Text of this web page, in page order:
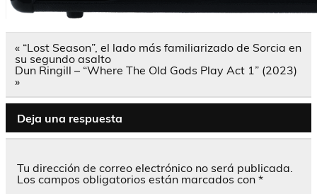
Navegación
de
entradas
« “Lost Season”, el lado más familiarizado de Sorcia en
su segundo asalto
Dun Ringill – “Where The Old Gods Play Act 1” (2023)
»
Deja una respuesta
Tu dirección de correo electrónico no será publicada.
Los campos obligatorios están marcados con *